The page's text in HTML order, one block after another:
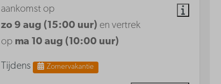
aankomst op
zo 9 aug (15:00 uur) en vertrek
op ma 10 aug (10:00 uur)
Tijdens Zomervakantie